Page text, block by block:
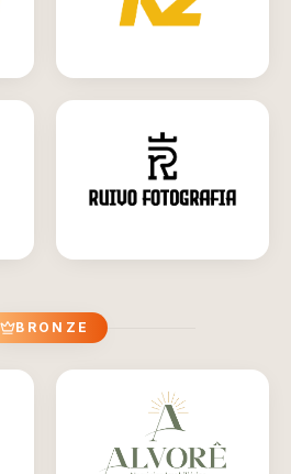
BRONZE